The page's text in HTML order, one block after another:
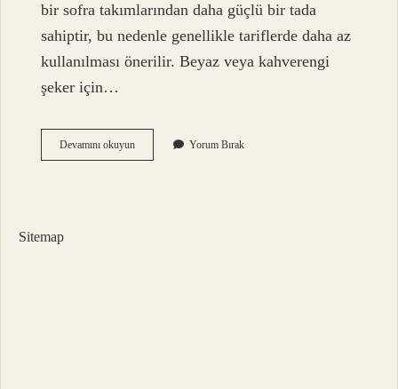
bir sofra takımlarından daha güçlü bir tada
sahiptir, bu nedenle genellikle tariflerde daha az
kullanılması önerilir. Beyaz veya kahverengi
şeker için…
Devamını okuyunTürkiyede
Akçaağaç
Yorum Bırak
Sitemap